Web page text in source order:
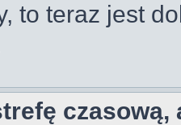
to teraz jest